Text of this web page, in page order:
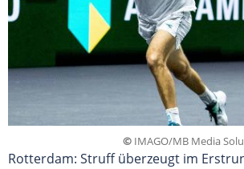
© IMAGO/MB Media
Rotterdam: Struff überzeugt im